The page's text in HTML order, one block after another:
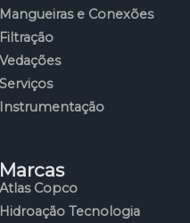
Mangueiras e Conexões
Filtração
Vedações
Serviços
Instrumentação
Marcas
Atlas Copco
Hidroação Tecnologia